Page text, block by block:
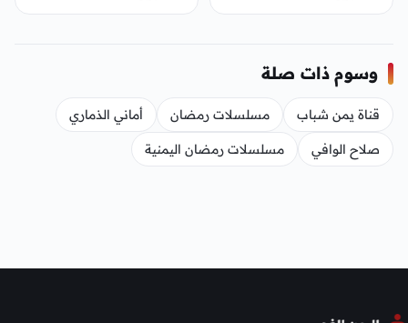
وسوم ذات صلة
قناة يمن شباب مسلسلات رمضان أماني الذماري
صلاح الوافي مسلسلات رمضان اليمنية